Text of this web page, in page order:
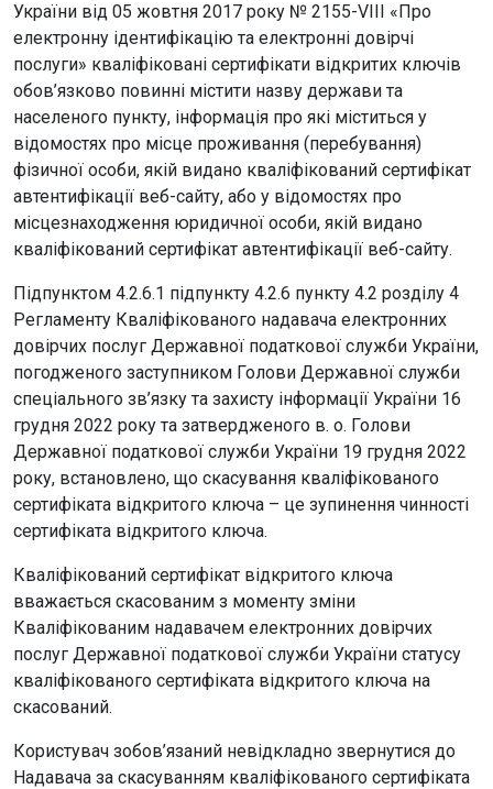
України від 05 жовтня 2017 року № 2155-VIII «Про
електронну ідентифікацію та електронні довірчі
послуги» кваліфіковані сертифікати відкритих ключів
обов’язково повинні містити назву держави та
населеного пункту, інформація про які міститься у
відомостях про місце проживання (перебування)
фізичної особи, якій видано кваліфікований сертифікат
автентифікації веб-сайту, або у відомостях про
місцезнаходження юридичної особи, якій видано
кваліфікований сертифікат автентифікації веб-сайту.
Підпунктом 4.2.6.1 підпункту 4.2.6 пункту 4.2 розділу 4
Регламенту Кваліфікованого надавача електронних
довірчих послуг Державної податкової служби України,
погодженого заступником Голови Державної служби
спеціального зв’язку та захисту інформації України 16
грудня 2022 року та затвердженого в. о. Голови
Державної податкової служби України 19 грудня 2022
року, встановлено, що скасування кваліфікованого
сертифіката відкритого ключа – це зупинення чинності
сертифіката відкритого ключа.
Кваліфікований сертифікат відкритого ключа
вважається скасованим з моменту зміни
Кваліфікованим надавачем електронних довірчих
послуг Державної податкової служби України статусу
кваліфікованого сертифіката відкритого ключа на
скасований.
Користувач зобов’язаний невідкладно звернутися до
Надавача за скасуванням кваліфікованого сертифіката